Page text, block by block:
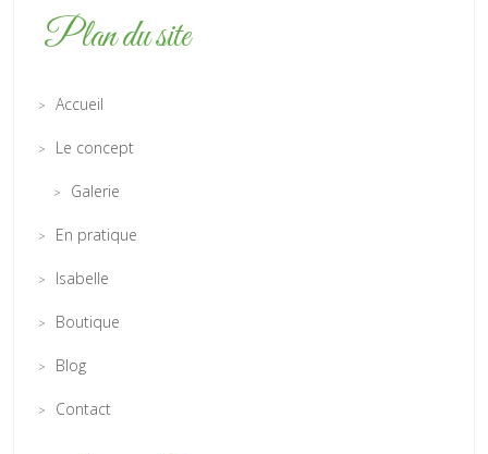
Plan du site
Accueil
Le concept
Galerie
En pratique
Isabelle
Boutique
Blog
Contact